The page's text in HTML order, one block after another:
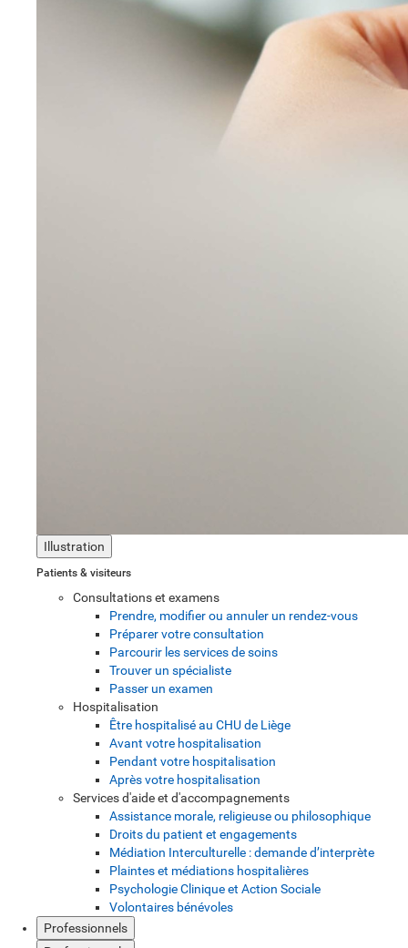
Illustration
Patients & visiteurs
Consultations et examens
Prendre, modifier ou annuler un rendez-vous
Préparer votre consultation
Parcourir les services de soins
Trouver un spécialiste
Passer un examen
Hospitalisation
Être hospitalisé au CHU de Liège
Avant votre hospitalisation
Pendant votre hospitalisation
Après votre hospitalisation
Services d'aide et d'accompagnements
Assistance morale, religieuse ou philosophique
Droits du patient et engagements
Médiation Interculturelle : demande d’interprète
Plaintes et médiations hospitalières
Psychologie Clinique et Action Sociale
Volontaires bénévoles
Professionnels